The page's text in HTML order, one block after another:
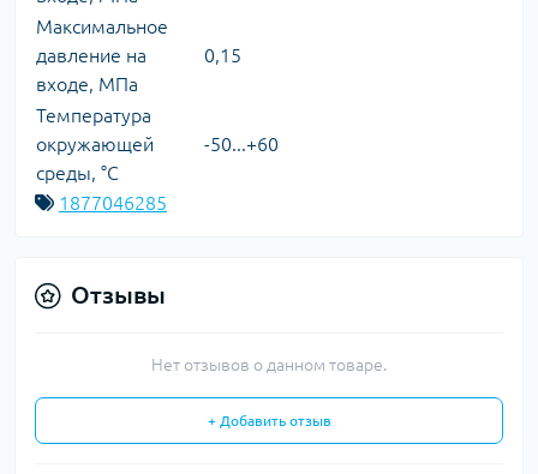
Максимальное
давление на
входе, МПа
0,15
Температура
окружающей
среды, °C
-50...+60
1877046285
Отзывы
Нет отзывов о данном товаре.
+ Добавить отзыв